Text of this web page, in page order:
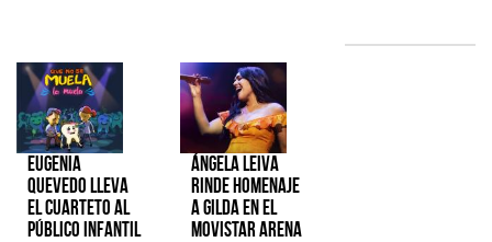
Eugenia
Quevedo lleva
el cuarteto al
público infantil
Ángela Leiva
rinde homenaje
a Gilda en el
Movistar Arena